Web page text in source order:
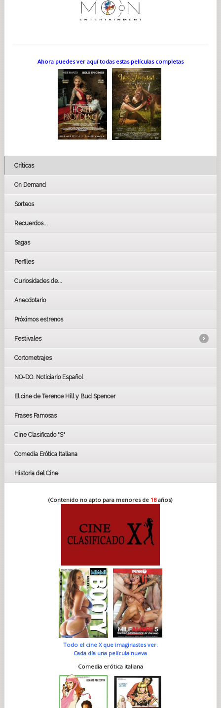
Ahora puedes ver aquí todas estas películas completas
Críticas
On Demand
Sorteos
Recuerdos...
Sagas
Perfiles
Curiosidades de...
Anecdotario
Próximos estrenos
Festivales
LOS OSCARS
GOYAS
BAFTA
Cortometrajes
NO-DO. Noticiario Español
El cine de Terence Hill y Bud Spencer
Frases Famosas
Cine Clasificado "S"
Comedia Erótica Italiana
Historia del Cine
(Contenido no apto para menores de 18años)
Todo el cine X que imaginastes ver.
Cada día una película nueva
Comedia erótica italiana